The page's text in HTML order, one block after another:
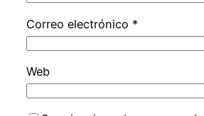
Correo electrónico *
Web